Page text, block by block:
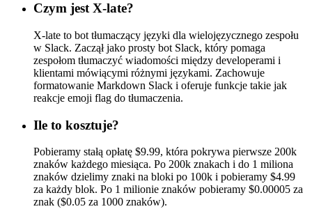
Czym jest X-late?
X-late to bot tłumaczący języki dla wielojęzycznego zespołu
w Slack. Zaczął jako prosty bot Slack, który pomaga
zespołom tłumaczyć wiadomości między developerami i
klientami mówiącymi różnymi językami. Zachowuje
formatowanie Markdown Slack i oferuje funkcje takie jak
reakcje emoji flag do tłumaczenia.
Ile to kosztuje?
Pobieramy stałą opłatę $9.99, która pokrywa pierwsze 200k
znaków każdego miesiąca. Po 200k znakach i do 1 miliona
znaków dzielimy znaki na bloki po 100k i pobieramy $4.99
za każdy blok. Po 1 milionie znaków pobieramy $0.00005 za
znak ($0.05 za 1000 znaków).